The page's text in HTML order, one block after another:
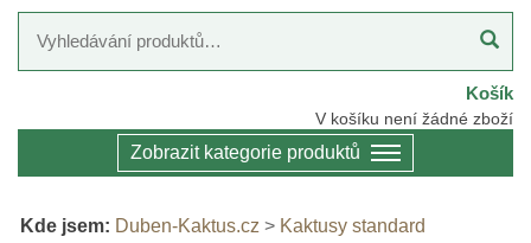
Košík
V košíku není žádné zboží
Zobrazit kategorie produktů
Kde jsem: Duben-Kaktus.cz > Kaktusy standard